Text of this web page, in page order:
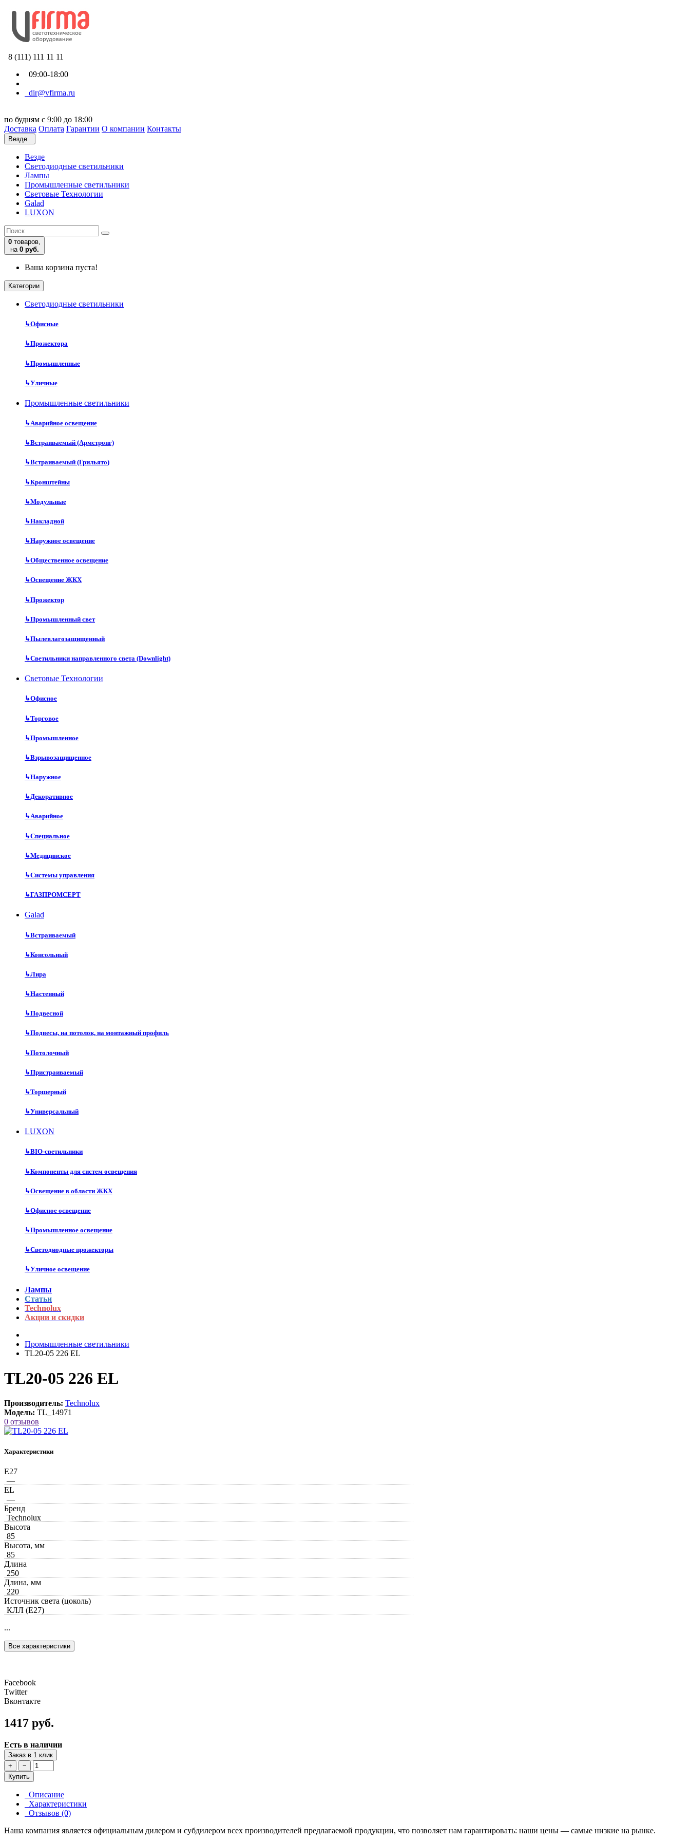
8 (111) 111 11 11
09:00-18:00
dir@vfirma.ru
по будням с 9:00 до 18:00
Доставка Оплата Гарантии О компании Контакты
Везде
Везде
Cветодиодные светильники
Лампы
Промышленные светильники
Световые Технологии
Galad
LUXON
0 товаров,
на 0 руб.
Ваша корзина пуста!
Категории
Cветодиодные светильники
↳Офисные
↳Прожектора
↳Промышленные
↳Уличные
Промышленные светильники
↳Аварийное освещение
↳Встраиваемый (Армстронг)
↳Встраиваемый (Грильято)
↳Кронштейны
↳Модульные
↳Накладной
↳Наружное освещение
↳Общественное освещение
↳Освещение ЖКХ
↳Прожектор
↳Промышленный свет
↳Пылевлагозащищенный
↳Светильники направленного света (Downlight)
Световые Технологии
↳Офисное
↳Торговое
↳Промышленное
↳Взрывозащищенное
↳Наружное
↳Декоративное
↳Аварийное
↳Специальное
↳Медицинское
↳Системы управления
↳ГАЗПРОМСЕРТ
Galad
↳Встраиваемый
↳Консольный
↳Лира
↳Настенный
↳Подвесной
↳Подвесы, на потолок, на монтажный профиль
↳Потолочный
↳Пристраиваемый
↳Торшерный
↳Универсальный
LUXON
↳BIO-светильники
↳Компоненты для систем освещения
↳Освещение в области ЖКХ
↳Офисное освещение
↳Промышленное освещение
↳Светодиодные прожекторы
↳Уличное освещение
Лампы
Статьи
Technolux
Акции и скидки
Промышленные светильники
TL20-05 226 EL
TL20-05 226 EL
Производитель: Technolux
Модель: TL_14971
0 отзывов
Характеристики
E27
—
EL
—
Бренд
Technolux
Высота
85
Высота, мм
85
Длина
250
Длина, мм
220
Источник света (цоколь)
КЛЛ (E27)
...
Все характеристики
Facebook
Twitter
Вконтакте
1417 руб.
Есть в наличии
Заказ в 1 клик
+
−
Купить
Описание
Характеристики
Отзывов (0)
Наша компания является официальным дилером и субдилером всех производителей предлагаемой продукции, что позволяет нам гарантировать: наши цены — самые низкие на рынке.